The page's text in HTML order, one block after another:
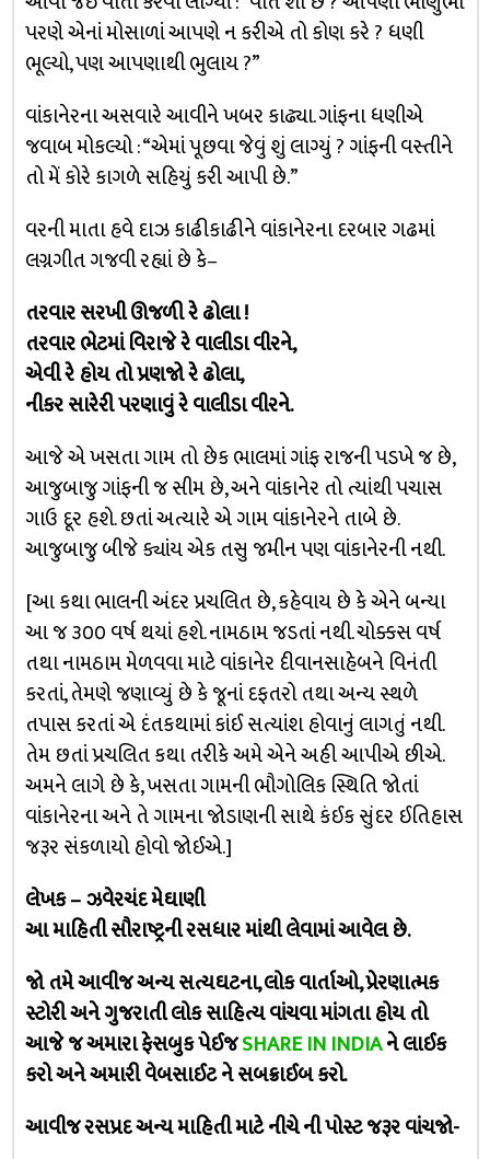
પરણે એનાં મોસાળાં આપણે ન કરીએ તો કોણ કરે ? ધણી
ભૂલ્યો, પણ આપણાથી ભુલાય ?”
વાંકાનેરના અસવારે આવીને ખબર કાઢ્યા. ગાંફના ધણીએ
જવાબ મોકલ્યો : “એમાં પૂછવા જેવું શું લાગ્યું ? ગાંફની વસ્તીને
તો મેં કોરે કાગળે સહિયું કરી આપી છે.”
વરની માતા હવે દાઝ કાઢીકાઢીને વાંકાનેરના દરબાર ગઢમાં
લગ્નગીત ગજવી રહ્યાં છે કે–
તરવાર સરખી ઊજળી રે ઢોલા !
તરવાર ભેટમાં વિરાજે રે વાલીડા વીરને,
એવી રે હોય તો પ્રણજો રે ઢોલા,
નીકર સારેરી પરણાવું રે વાલીડા વીરને.
આજે એ ખસતા ગામ તો છેક ભાલમાં ગાંફ રાજની પડખે જ છે,
આજુબાજુ ગાંફની જ સીમ છે, અને વાંકાનેર તો ત્યાંથી પચાસ
ગાઉ દૂર હશે. છતાં અત્યારે એ ગામ વાંકાનેરને તાબે છે.
આજુબાજુ બીજે ક્યાંય એક તસુ જમીન પણ વાંકાનેરની નથી.
[આ કથા ભાલની અંદર પ્રચલિત છે, કહેવાય છે કે એને બન્યા
આ જ ૩૦૦ વર્ષ થયાં હશે. નામઠામ જડતાં નથી. ચોક્કસ વર્ષ
તથા નામઠામ મેળવવા માટે વાંકાનેર દીવાનસાહેબને વિનંતી
કરતાં, તેમણે જણાવ્યું છે કે જૂનાં દફતરો તથા અન્ય સ્થળે
તપાસ કરતાં એ દંતકથામાં કાંઈ સત્યાંશ હોવાનું લાગતું નથી.
તેમ છતાં પ્રચલિત કથા તરીકે અમે એને અહી આપીએ છીએ.
અમને લાગે છે કે, ખસતા ગામની ભૌગોલિક સ્થિતિ જોતાં
વાંકાનેરના અને તે ગામના જોડાણની સાથે કંઈક સુંદર ઈતિહાસ
જરૂર સંકળાયો હોવો જોઈએ.]
લેખક – ઝવેરચંદ મેઘાણી
આ માહિતી સૌરાષ્ટ્રની રસધાર માંથી લેવામાં આવેલ છે.
જો તમે આવીજ અન્ય સત્યઘટના, લોક વાર્તાઓ, પ્રેરણાત્મક
સ્ટોરી અને ગુજરાતી લોક સાહિત્ય વાંચવા માંગતા હોય તો
આજે જ અમારા ફેસબુક પેઈજSHARE IN INDIAને લાઈક
કરો અને અમારી વેબસાઈટ ને સબક્રાઈબ કરો.
આવીજ રસપ્રદ અન્ય માહિતી માટે નીચે ની પોસ્ટ જરૂર વાંચજો-